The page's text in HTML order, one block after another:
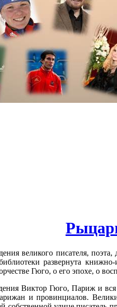
великого писателя,
развернута книжно-
Гюго, о его эпохе, о
Виктор Гюго, Париж и
и провинциалов.